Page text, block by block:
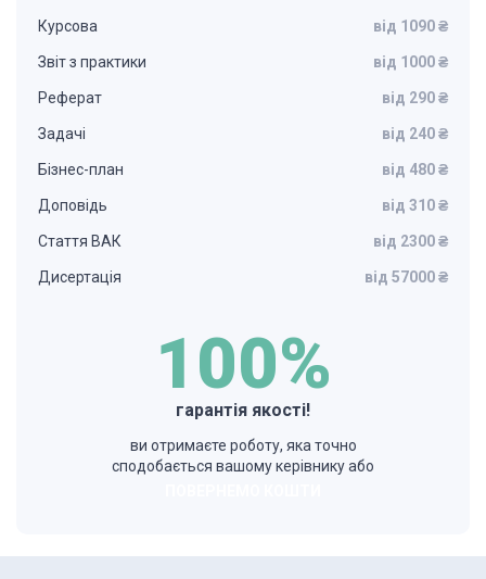
Курсова від 1090 ₴
Звіт з практики від 1000 ₴
Реферат від 290 ₴
Задачі від 240 ₴
Бізнес-план від 480 ₴
Доповідь від 310 ₴
Стаття ВАК від 2300 ₴
Дисертація від 57000 ₴
100%
гарантія якості!
ви отримаєте роботу, яка точно
сподобається вашому керівнику або